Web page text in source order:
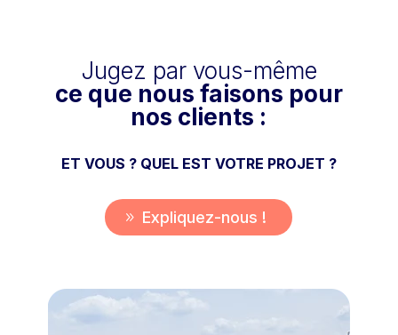
Jugez par vous-même
ce que nous faisons pour
nos clients :
ET VOUS ? QUEL EST VOTRE PROJET ?
Expliquez-nous !